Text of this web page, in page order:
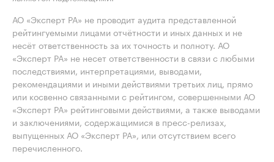
АО «Эксперт РА» не проводит аудита представленной
рейтингуемыми лицами отчётности и иных данных и не
несёт ответственность за их точность и полноту. АО
«Эксперт РА» не несет ответственности в связи с любыми
последствиями, интерпретациями, выводами,
рекомендациями и иными действиями третьих лиц, прямо
или косвенно связанными с рейтингом, совершенными АО
«Эксперт РА» рейтинговыми действиями, а также выводами
и заключениями, содержащимися в пресс-релизах,
выпущенных АО «Эксперт РА», или отсутствием всего
перечисленного.